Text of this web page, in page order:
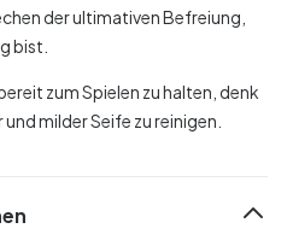
der ultimativen Befreiung,
bist.
zum Spielen zu halten, denk
milder Seife zu reinigen.